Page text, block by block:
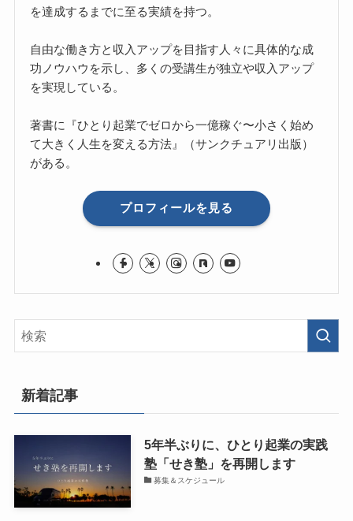
を達成するまでに至る実績を持つ。
自由な働き方と収入アップを目指す人々に具体的な成
功ノウハウを示し、多くの受講生が独立や収入アップ
を実現している。
著書に『ひとり起業でゼロから一億稼ぐ〜小さく始め
て大きく人生を変える方法』（サンクチュアリ出版）
がある。
プロフィールを見る
新着記事
5年半ぶりに、ひとり起業の実践
塾「せき塾」を再開します
募集＆スケジュール